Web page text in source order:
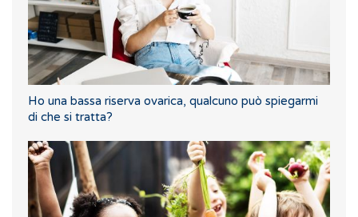
Ho una bassa riserva ovarica, qualcuno può spiegarmi
di che si tratta?